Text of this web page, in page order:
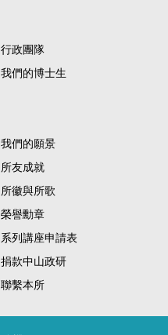
行政團隊
我們的博士生
我們的願景
所友成就
所徽與所歌
榮譽勳章
系列講座申請表
捐款中山政研
聯繫本所